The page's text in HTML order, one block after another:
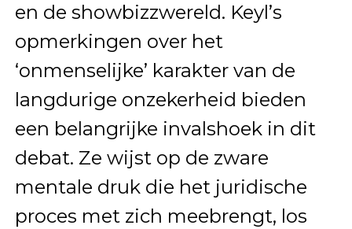
en de showbizzwereld. Keyl’s
opmerkingen over het
‘onmenselijke’ karakter van de
langdurige onzekerheid bieden
een belangrijke invalshoek in dit
debat. Ze wijst op de zware
mentale druk die het juridische
proces met zich meebrengt, los